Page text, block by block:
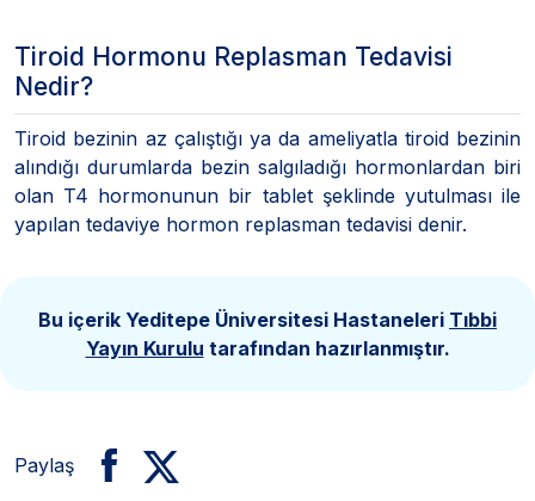
Tiroid Hormonu Replasman Tedavisi
Nedir?
Tiroid bezinin az çalıştığı ya da ameliyatla tiroid bezinin
alındığı durumlarda bezin salgıladığı hormonlardan biri
olan T4 hormonunun bir tablet şeklinde yutulması ile
yapılan tedaviye hormon replasman tedavisi denir.
Bu içerik Yeditepe Üniversitesi Hastaneleri Tıbbi
Yayın Kurulu tarafından hazırlanmıştır.
Paylaş